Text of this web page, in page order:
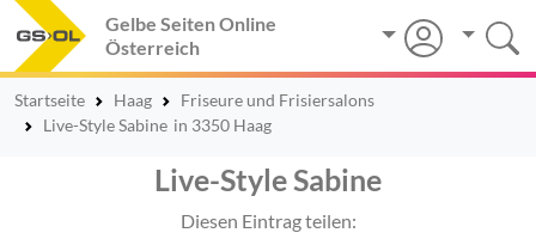
Gelbe Seiten Online
Österreich
Startseite Haag
Friseure und Frisiersalons
Live-Style Sabine in 3350 Haag
Live-Style Sabine
Diesen Eintrag teilen: